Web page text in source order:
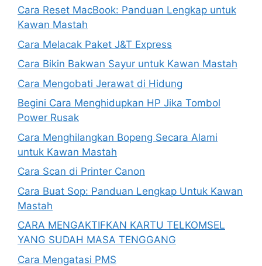
Cara Reset MacBook: Panduan Lengkap untuk
Kawan Mastah
Cara Melacak Paket J&T Express
Cara Bikin Bakwan Sayur untuk Kawan Mastah
Cara Mengobati Jerawat di Hidung
Begini Cara Menghidupkan HP Jika Tombol
Power Rusak
Cara Menghilangkan Bopeng Secara Alami
untuk Kawan Mastah
Cara Scan di Printer Canon
Cara Buat Sop: Panduan Lengkap Untuk Kawan
Mastah
CARA MENGAKTIFKAN KARTU TELKOMSEL
YANG SUDAH MASA TENGGANG
Cara Mengatasi PMS